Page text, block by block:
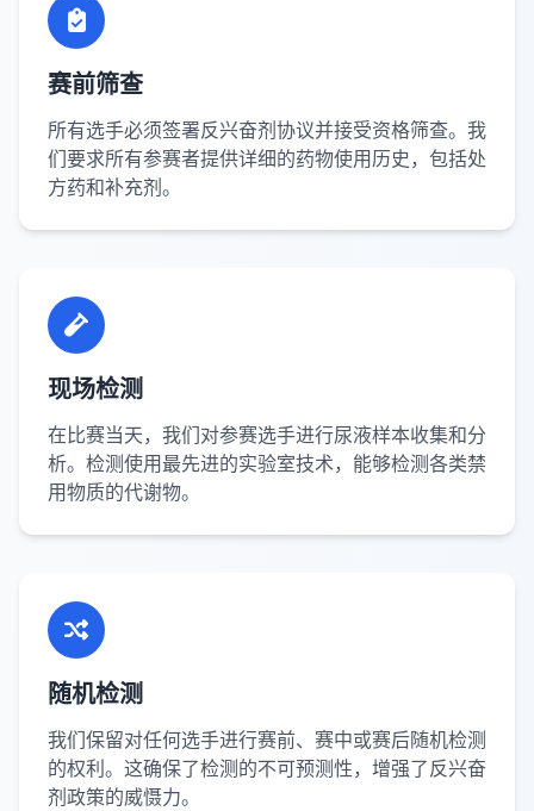
赛前筛查
所有选手必须签署反兴奋剂协议并接受资格筛查。我
们要求所有参赛者提供详细的药物使用历史，包括处
方药和补充剂。
现场检测
在比赛当天，我们对参赛选手进行尿液样本收集和分
析。检测使用最先进的实验室技术，能够检测各类禁
用物质的代谢物。
随机检测
我们保留对任何选手进行赛前、赛中或赛后随机检测
的权利。这确保了检测的不可预测性，增强了反兴奋
剂政策的威慑力。